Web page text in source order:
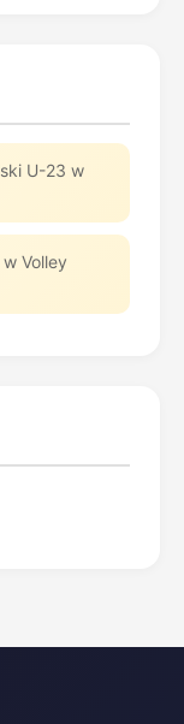
U-23 w
Volley